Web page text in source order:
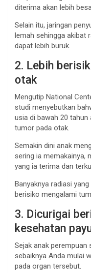
diterima akan lebih
Selain itu, jaringan
lemah sehingga akibat
dapat lebih buruk.
2. Lebih
otak
Mengutip National
studi menyebutkan
usia di bawah 20 tahun
tumor pada otak.
Semakin dini anak
sering ia memakainya,
yang ia terima dan
Banyaknya radiasi
berisiko mengalami
3. Dicurigai
kesehatan
Sejak anak perempuan
sebaiknya Anda mulai
pada organ tersebut.